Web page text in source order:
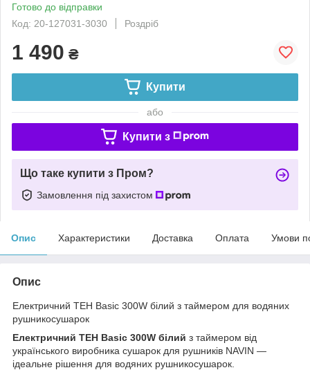
Готово до відправки
Код: 20-127031-3030
Роздріб
1 490 ₴
Купити
або
Купити з
Що таке купити з Пром?
Замовлення під захистом
Опис Характеристики Доставка Оплата Умови
Опис
Електричний ТЕН Basic 300W білий з таймером для водяних
рушникосушарок
Електричний ТЕН Basic 300W білий з таймером від
українського виробника сушарок для рушників NAVIN —
ідеальне рішення для водяних рушникосушарок.